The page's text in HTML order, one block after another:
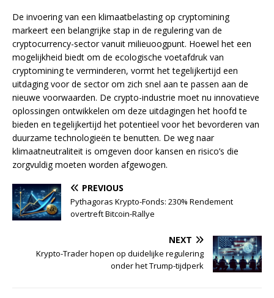
De invoering van een klimaatbelasting op cryptomining
markeert een belangrijke stap in de regulering van de
cryptocurrency-sector vanuit milieuoogpunt. Hoewel het een
mogelijkheid biedt om de ecologische voetafdruk van
cryptomining te verminderen, vormt het tegelijkertijd een
uitdaging voor de sector om zich snel aan te passen aan de
nieuwe voorwaarden. De crypto-industrie moet nu innovatieve
oplossingen ontwikkelen om deze uitdagingen het hoofd te
bieden en tegelijkertijd het potentieel voor het bevorderen van
duurzame technologieën te benutten. De weg naar
klimaatneutraliteit is omgeven door kansen en risico’s die
zorgvuldig moeten worden afgewogen.
PREVIOUS
Pythagoras Krypto-Fonds: 230% Rendement
overtreft Bitcoin-Rallye
NEXT
Krypto-Trader hopen op duidelijke regulering
onder het Trump-tijdperk